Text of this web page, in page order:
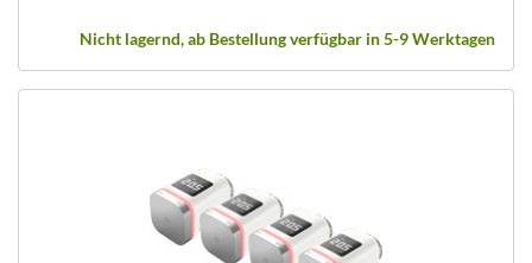
Nicht lagernd, ab Bestellung verfügbar in 5-9 Werktagen